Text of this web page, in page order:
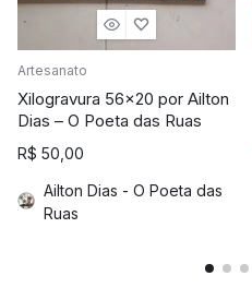
Artesanato
Xilogravura 56×20 por Ailton
Dias – O Poeta das Ruas
R$ 50,00
Ailton Dias - O Poeta das
Ruas